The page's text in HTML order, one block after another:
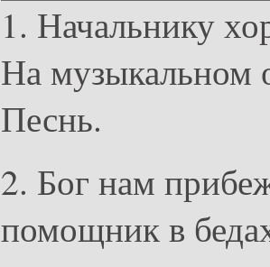
1. Начальнику
На музыкальном
Песнь.
2. Бог нам
помощник в